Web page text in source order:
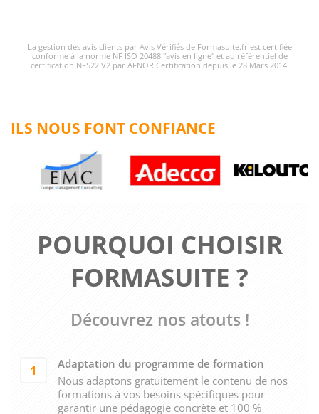
La gestion des avis clients par Avis Vérifiés de Formasuite.fr est certifiée
conforme à la norme NF ISO 20488 "avis en ligne" et au référentiel de
certification NF522 V2 par AFNOR Certification depuis le 28 Mars 2014.
POURQUOI CHOISIR
FORMASUITE ?
Découvrez nos atouts !
1
Adaptation du programme de formation
Nous adaptons gratuitement le contenu de nos
formations à vos besoins spécifiques pour
garantir une pédagogie concrète et 100 %
ILS NOUS FONT CONFIANCE